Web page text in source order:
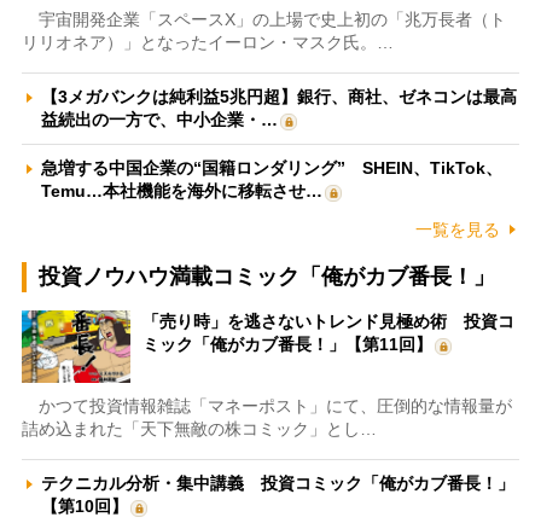
宇宙開発企業「スペースX」の上場で史上初の「兆万長者（ト
リリオネア）」となったイーロン・マスク氏。…
【3メガバンクは純利益5兆円超】銀行、商社、ゼネコンは最高
益続出の一方で、中小企業・…
急増する中国企業の“国籍ロンダリング” SHEIN、TikTok、
Temu…本社機能を海外に移転させ…
一覧を見る
投資ノウハウ満載コミック「俺がカブ番長！」
「売り時」を逃さないトレンド見極め術 投資コ
ミック「俺がカブ番長！」【第11回】
かつて投資情報雑誌「マネーポスト」にて、圧倒的な情報量が
詰め込まれた「天下無敵の株コミック」とし…
テクニカル分析・集中講義 投資コミック「俺がカブ番長！」
【第10回】